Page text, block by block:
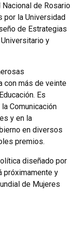
de Rosario
por la Universidad
de Estrategias
y
con más de veinte
Es
Comunicación
y en la
en diversos
premios.
diseñado por
próximamente y
de Mujeres